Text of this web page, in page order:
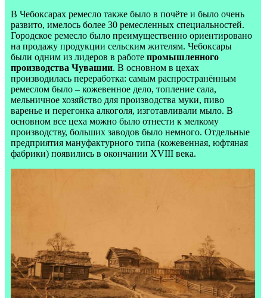
В Чебоксарах ремесло также было в почёте и было очень
развито, имелось более 30 ремесленных специальностей.
Городское ремесло было преимущественно ориентировано
на продажу продукции сельским жителям. Чебоксары
были одним из лидеров в работе промышленного
производства Чувашии. В основном в цехах
производилась переработка: самым распространённым
ремеслом было – кожевенное дело, топление сала,
мельничное хозяйство для производства муки, пиво
варенье и перегонка алкоголя, изготавливали мыло. В
основном все цеха можно было отнести к мелкому
производству, больших заводов было немного. Отдельные
предприятия мануфактурного типа (кожевенная, юфтяная
фабрики) появились в окончании XVIII века.